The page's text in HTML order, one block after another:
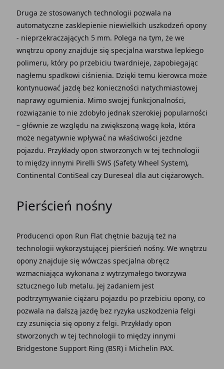
Druga ze stosowanych technologii pozwala na
automatyczne zasklepienie niewielkich uszkodzeń opony
- nieprzekraczających 5 mm. Polega na tym, że we
wnętrzu opony znajduje się specjalna warstwa lepkiego
polimeru, który po przebiciu twardnieje, zapobiegając
nagłemu spadkowi ciśnienia. Dzięki temu kierowca może
kontynuować jazdę bez konieczności natychmiastowej
naprawy ogumienia. Mimo swojej funkcjonalności,
rozwiązanie to nie zdobyło jednak szerokiej popularności
– głównie ze względu na zwiększoną wagę koła, która
może negatywnie wpływać na właściwości jezdne
pojazdu. Przykłady opon stworzonych w tej technologii
to między innymi Pirelli SWS (Safety Wheel System),
Continental ContiSeal czy Dureseal dla aut ciężarowych.
Pierścień nośny
Producenci opon Run Flat chętnie bazują też na
technologii wykorzystującej pierścień nośny. We wnętrzu
opony znajduje się wówczas specjalna obręcz
wzmacniająca wykonana z wytrzymałego tworzywa
sztucznego lub metalu. Jej zadaniem jest
podtrzymywanie ciężaru pojazdu po przebiciu opony, co
pozwala na dalszą jazdę bez ryzyka uszkodzenia felgi
czy zsunięcia się opony z felgi. Przykłady opon
stworzonych w tej technologii to między innymi
Bridgestone Support Ring (BSR) i Michelin PAX.